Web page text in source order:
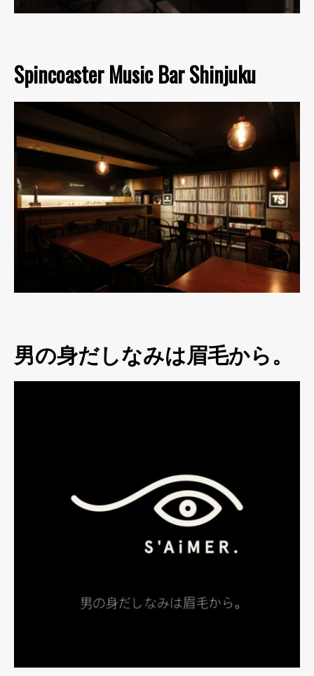
Spincoaster Music Bar Shinjuku
男の身だしなみは眉毛から。